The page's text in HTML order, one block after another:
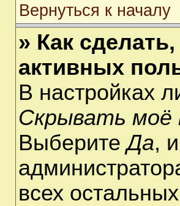
Вернуться к началу
» Как
активных
В настройках
Скрывать моё
ВыберитеДа,
всех